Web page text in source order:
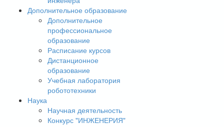
Дополнительное образование
Дополнительное
профессиональное
образование
Расписание курсов
Дистанционное
образование
Учебная лаборатория
робототехники
Наука
Научная деятельность
Конкурс "ИНЖЕНЕРИЯ"